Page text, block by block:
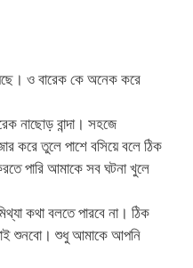
ও বারেক কে অনেক করে
নাছোড় বান্দা। সহজে
করে তুলে পাশে বসিয়ে বলে ঠিক
পারি আমাকে সব ঘটনা খুলে
কথা বলতে পারবে না। ঠিক
শুনবো। শুধু আমাকে আপনি